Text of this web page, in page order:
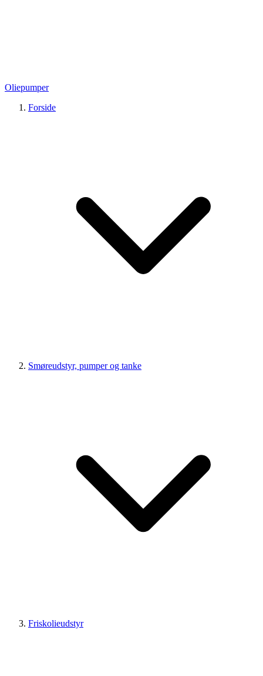
Oliepumper
Forside
Smøreudstyr, pumper og tanke
Friskolieudstyr